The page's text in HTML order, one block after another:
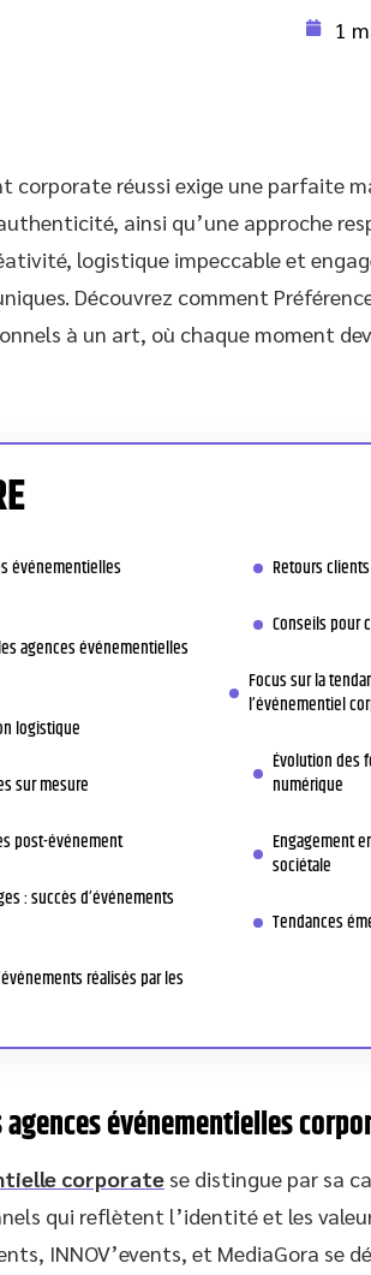
1
corporate réussi exige une parfaite
ainsi qu’une approche
logistique impeccable et
Découvrez comment
à un art, où chaque moment
événementielles
agences événementielles
logistique
sur mesure
post-événement
: succès d’événements
réalisés par les
Retours
Conseils pour
Focus sur la
l’événementiel
Évolution des
numérique
Engagement
sociétale
Tendances
événementielles
corporate se distingue par sa
qui reflètent l’identité et les
INNOV’events, et MediaGora se